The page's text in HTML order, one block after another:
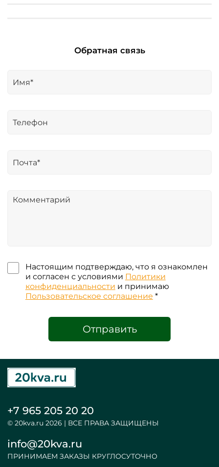
Обратная связь
Настоящим подтверждаю, что я ознакомлен
и согласен с условиями Политики
конфиденциальности и принимаю
Пользовательское соглашение *
Отправить
+7 965 205 20 20
© 20kva.ru 2026 | ВСЕ ПРАВА ЗАЩИЩЕНЫ
info@20kva.ru
ПРИНИМАЕМ ЗАКАЗЫ КРУГЛОСУТОЧНО